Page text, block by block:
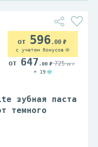
зубная паста
темного
596.00
с учетом бонусов
647 .00 725.00
+ 19